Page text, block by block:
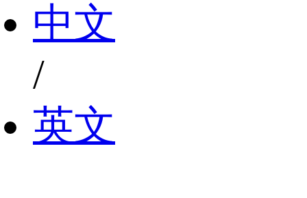
中文
/
英文